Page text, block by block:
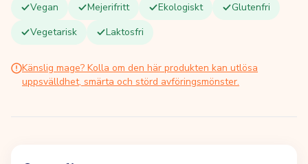
Vegan Mejerifritt Ekologiskt
Glutenfri
Vegetarisk
Laktosfri
Känslig mage? Kolla om den här produkten kan utlösa
uppsvälldhet, smärta och störd avföringsmönster.